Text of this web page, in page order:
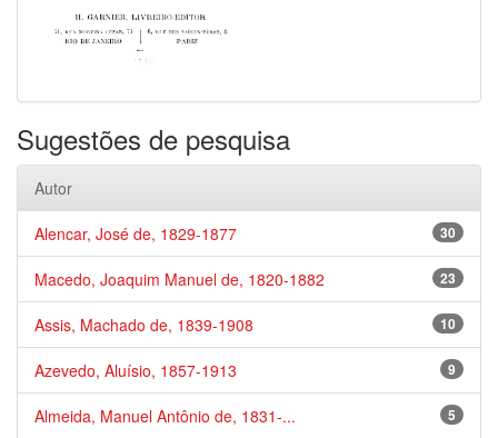
Sugestões de pesquisa
Autor
30
Alencar, José de, 1829-1877
23
Macedo, Joaquim Manuel de, 1820-1882
10
Assis, Machado de, 1839-1908
9
Azevedo, Aluísio, 1857-1913
5
Almeida, Manuel Antônio de, 1831-...